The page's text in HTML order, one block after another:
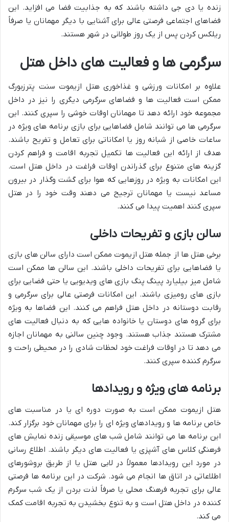
زنده یا دی جی داشته باشند که به جذابیت فضا می افزاید. این
فضاهای اجتماعی فرصتی عالی برای آشنایی با دیگر مهمانان یا صرفاً
ریلکس کردن پس از یک روز طولانی در شهر هستند.
سرگرمی ها و فعالیت های داخل هتل
علاوه بر امکانات ورزشی و غذاخوری هتل ازیموت سنت پترزبورگ
ممکن است فعالیت ها و فضاهای سرگرمی دیگری را نیز در داخل
مجموعه خود ارائه دهد تا مهمانان اوقات خوشی را سپری کنند. این
سرگرمی ها می توانند شامل فضاهایی برای بازی برنامه های ویژه در
ساعات خاصی از شبانه روز یا امکاناتی برای تعامل و تفریح باشند.
هدف از ارائه این فعالیت ها تکمیل تجربه اقامت و فراهم کردن
گزینه های متنوع برای گذراندن اوقات فراغت در داخل هتل است.
این امکانات به ویژه در روزهایی که هوا برای گشت وگذار در بیرون
مساعد نیست یا مهمانان ترجیح می دهند وقت خود را در هتل
سپری کنند اهمیت پیدا می کنند.
سالن بازی و تفریحات داخلی
برخی هتل ها از جمله هتل ازیموت ممکن است دارای سالن های بازی
یا فضاهایی برای تفریحات داخلی باشند. این سالن ها ممکن است
شامل میز بیلیارد پینگ پنگ بازی های ویدیویی یا حتی فضایی برای
بازی های رومیزی باشند. این امکانات فرصتی عالی برای سرگرمی و
رقابت دوستانه در داخل هتل فراهم می کنند. این فضاها به ویژه
برای گروه های دوستان یا خانواده هایی که به دنبال فعالیت های
مشترک هستند جذاب هستند. وجود چنین سالنی به مهمانان اجازه
می دهد تا در اوقات فراغت خود لحظات شادی را در محیطی راحت و
سرگرم کننده سپری کنند.
برنامه های ویژه و رویدادها
هتل ازیموت ممکن است به صورت دوره ای یا در مناسبت های
خاص برنامه ها و رویدادهای ویژه ای را برای مهمانان خود برگزار کند.
این برنامه ها می توانند شامل شب های موسیقی زنده نمایش های
فرهنگی کلاس های آشپزی یا فعالیت های دیگر باشند. اطلاع رسانی
در مورد این رویدادها معمولاً در لابی هتل یا از طریق بروشورهای
اطلاعاتی در اتاق ها انجام می شود. شرکت در این برنامه ها فرصتی
عالی برای تجربه فرهنگ محلی یا صرفاً لذت بردن از یک شب سرگرم
کننده در داخل هتل است و به تنوع بخشیدن به تجربه اقامت کمک
می کند.